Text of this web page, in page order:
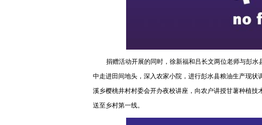
捐赠活动开展的同时，徐新福和吕长文两位老师与彭
中走进田间地头，深入农家小院，进行彭水县粮油生产现
溪乡樱桃井村村委会开办夜校讲座，向农户讲授甘薯种植
送至乡村第一线。